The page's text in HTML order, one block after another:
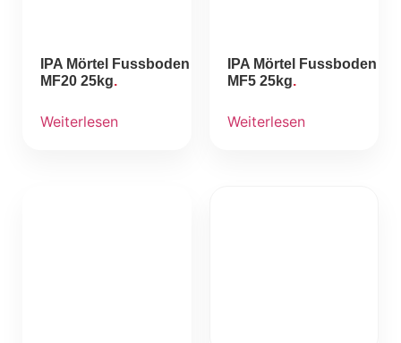
IPA Mörtel Fussboden
MF20 25kg
Weiterlesen
IPA Mörtel Fussboden
MF5 25kg
Weiterlesen